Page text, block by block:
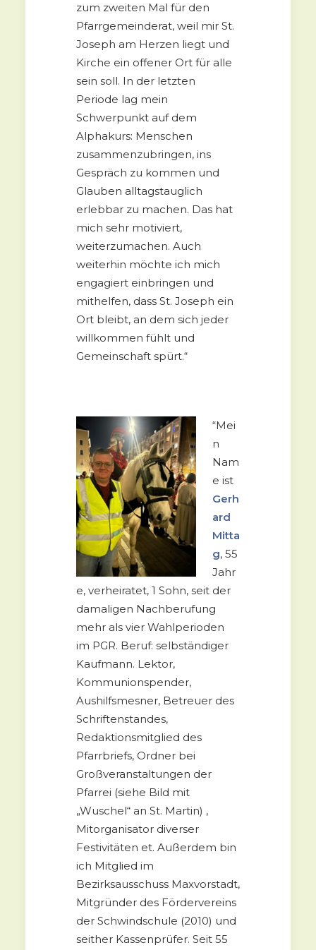
zum zweiten Mal für den
Pfarrgemeinderat, weil mir St.
Joseph am Herzen liegt und
Kirche ein offener Ort für alle
sein soll. In der letzten
Periode lag mein
Schwerpunkt auf dem
Alphakurs: Menschen
zusammenzubringen, ins
Gespräch zu kommen und
Glauben alltagstauglich
erlebbar zu machen. Das hat
mich sehr motiviert,
weiterzumachen. Auch
weiterhin möchte ich mich
engagiert einbringen und
mithelfen, dass St. Joseph ein
Ort bleibt, an dem sich jeder
willkommen fühlt und
Gemeinschaft spürt.“
“Mei
n
Nam
e ist
Gerh
ard
Mitta
g, 55
Jahr
e, verheiratet, 1 Sohn, seit der
damaligen Nachberufung
mehr als vier Wahlperioden
im PGR. Beruf: selbständiger
Kaufmann. Lektor,
Kommunionspender,
Aushilfsmesner, Betreuer des
Schriftenstandes,
Redaktionsmitglied des
Pfarrbriefs, Ordner bei
Großveranstaltungen der
Pfarrei (siehe Bild mit
„Wuschel“ an St. Martin) ,
Mitorganisator diverser
Festivitäten et. Außerdem bin
ich Mitglied im
Bezirksausschuss Maxvorstadt,
Mitgründer des Fördervereins
der Schwindschule (2010) und
seither Kassenprüfer. Seit 55